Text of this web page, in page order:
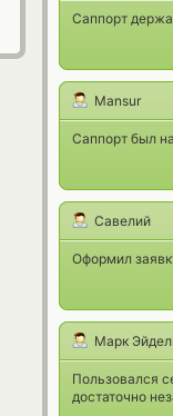
Саппорт
Mansur
Саппорт был
Савелий
Оформил
Марк
Пользовался
достаточно